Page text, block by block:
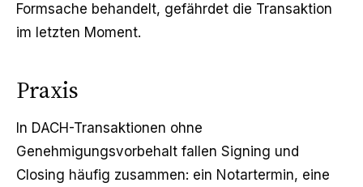
Formsache behandelt, gefährdet die Transaktion
im letzten Moment.
Praxis
In DACH-Transaktionen ohne
Genehmigungsvorbehalt fallen Signing und
Closing häufig zusammen: ein Notartermin, eine